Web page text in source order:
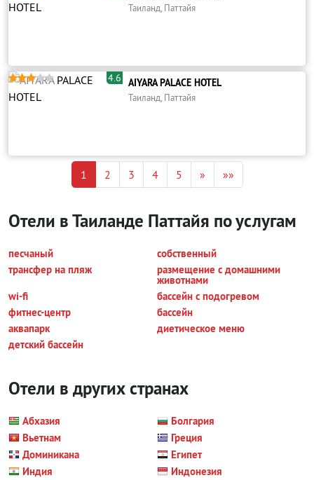
Таиланд, Паттайя
 4.6 AIYARA PALACE HOTEL
Таиланд, Паттайя
1 2 3 4 5 » »»
Отели в Таиланде Паттайя по услугам
песчаный
собственный
трансфер на пляж
размещение с домашними
животнами
wi-fi
бассейн с подогревом
фитнес-центр
бассейн
аквапарк
диетическое меню
детский бассейн
Отели в других странах
Абхазия
Болгария
Вьетнам
Греция
Доминикана
Египет
Индия
Индонезия